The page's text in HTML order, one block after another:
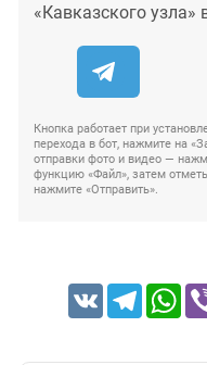
«Кавказского узла»
Кнопка работает при
перехода в бот, нажмите на
отправки фото и видео —
функцию «Файл», затем
нажмите «Отправить».
VK Telegram